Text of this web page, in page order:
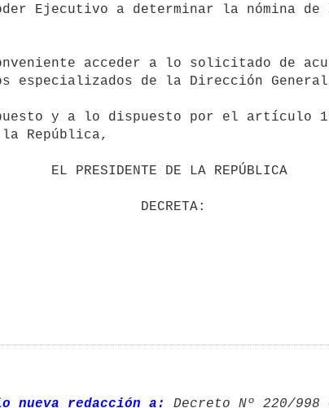
Ejecutivo a determinar la nómina de
conveniente acceder a lo solicitado de
especializados de la Dirección
y a lo dispuesto por el artículo
República,
nueva redacción a: Decreto Nº 220/998